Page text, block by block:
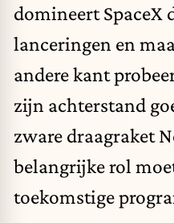
domineert SpaceX
lanceringen en
andere kant
zijn achterstand
zware draagraket
belangrijke rol
toekomstige